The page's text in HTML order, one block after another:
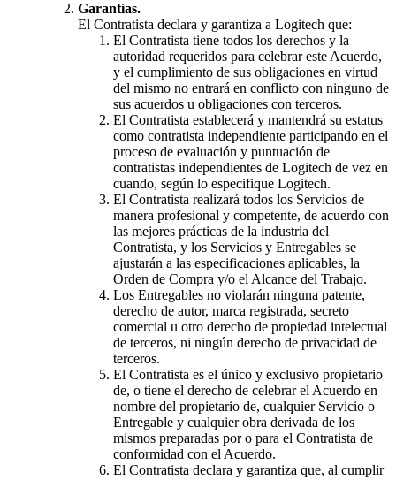
Garantías.
El Contratista declara y garantiza a Logitech que:
El Contratista tiene todos los derechos y la
autoridad requeridos para celebrar este Acuerdo,
y el cumplimiento de sus obligaciones en virtud
del mismo no entrará en conflicto con ninguno de
sus acuerdos u obligaciones con terceros.
El Contratista establecerá y mantendrá su estatus
como contratista independiente participando en el
proceso de evaluación y puntuación de
contratistas independientes de Logitech de vez en
cuando, según lo especifique Logitech.
El Contratista realizará todos los Servicios de
manera profesional y competente, de acuerdo con
las mejores prácticas de la industria del
Contratista, y los Servicios y Entregables se
ajustarán a las especificaciones aplicables, la
Orden de Compra y/o el Alcance del Trabajo.
Los Entregables no violarán ninguna patente,
derecho de autor, marca registrada, secreto
comercial u otro derecho de propiedad intelectual
de terceros, ni ningún derecho de privacidad de
terceros.
El Contratista es el único y exclusivo propietario
de, o tiene el derecho de celebrar el Acuerdo en
nombre del propietario de, cualquier Servicio o
Entregable y cualquier obra derivada de los
mismos preparadas por o para el Contratista de
conformidad con el Acuerdo.
El Contratista declara y garantiza que, al cumplir